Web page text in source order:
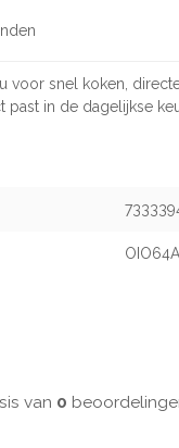
voor snel koken,
in de dagelijkse
van 0